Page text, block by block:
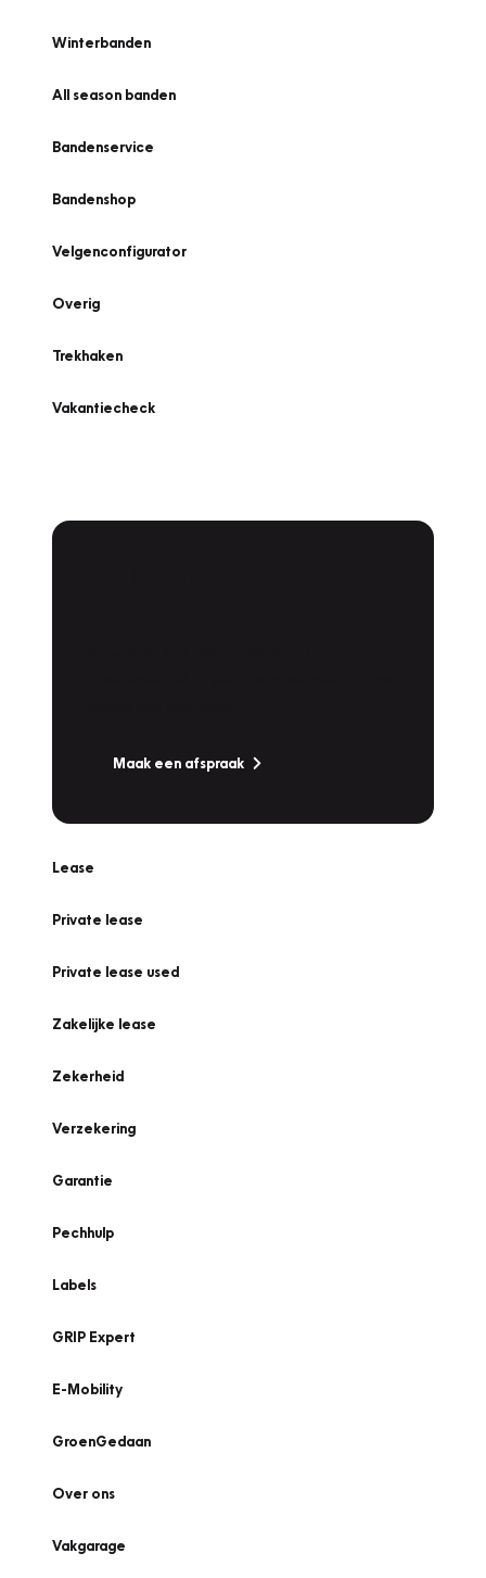
Winterbanden
All season banden
Bandenservice
Bandenshop
Velgenconfigurator
Overig
Trekhaken
Vakantiecheck
Maak een afspraak
Lease
Private lease
Private lease used
Zakelijke lease
Zekerheid
Verzekering
Garantie
Pechhulp
Labels
GRIP Expert
E-Mobility
GroenGedaan
Over ons
Vakgarage